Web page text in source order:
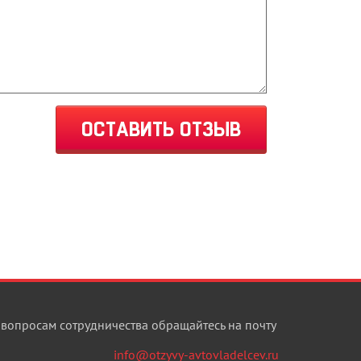
ОСТАВИТЬ ОТЗЫВ
сотрудничества обращайтесь на почту
info@otzyvy-avtovladelcev.ru